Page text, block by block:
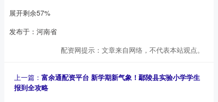
展开剩余57%
发布于：河南省
配资网提示：文章来自网络，不代表本站观点。
上一篇： 富余通配资平台 新学期新气象！鄢陵县实验小学学生
报到全攻略